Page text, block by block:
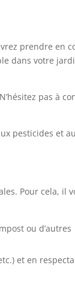
prendre en
dans votre
pas à
pesticides et
Pour cela, il
ou d’autres
et en